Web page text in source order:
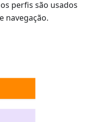
perfis são usados
navegação.